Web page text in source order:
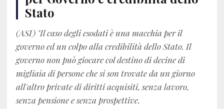
Stato
(ASI) "Il caso degli esodati è una macchia per il
governo ed un colpo alla credibilità dello Stato. Il
governo non può giocare col destino di decine di
migliaia di persone che si son trovate da un giorno
all'altro private di diritti acquisiti, senza lavoro,
senza pensione e senza prospettive.